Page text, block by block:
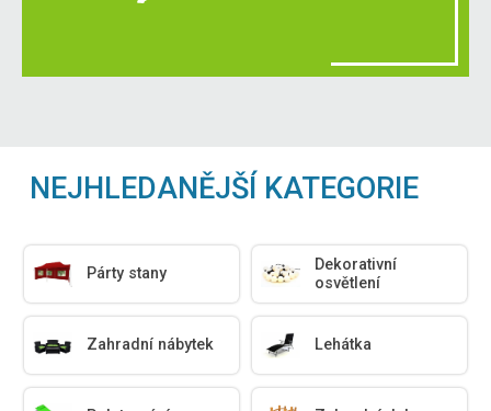
NEJHLEDANĚJŠÍ KATEGORIE
Párty stany
Dekorativní
osvětlení
Zahradní nábytek Lehátka